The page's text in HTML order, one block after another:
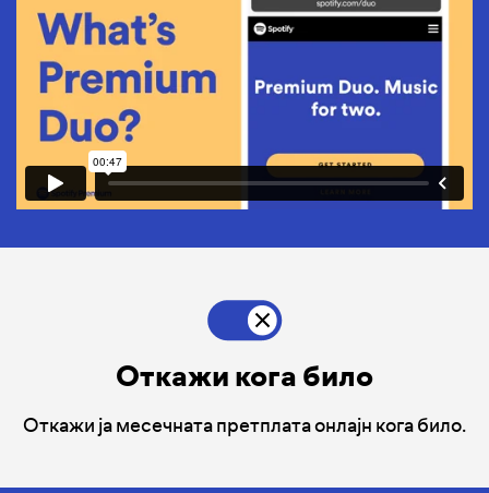
Откажи кога било
Откажи ја месечната претплата онлајн кога било.